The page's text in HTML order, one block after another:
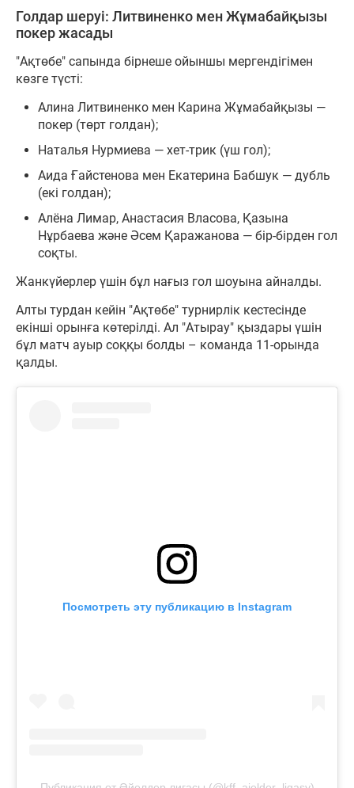
Голдар шеруі: Литвиненко мен Жұмабайқызы
покер жасады
"Ақтөбе" сапында бірнеше ойыншы мергендігімен
көзге түсті:
Алина Литвиненко мен Карина Жұмабайқызы —
покер (төрт голдан);
Наталья Нурмиева — хет-трик (үш гол);
Аида Ғайстенова мен Екатерина Бабшук — дубль
(екі голдан);
Алёна Лимар, Анастасия Власова, Қазына
Нұрбаева және Әсем Қаражанова — бір-бірден гол
соқты.
Жанкүйерлер үшін бұл нағыз гол шоуына айналды.
Алты турдан кейін "Ақтөбе" турнирлік кестесінде
екінші орынға көтерілді. Ал "Атырау" қыздары үшін
бұл матч ауыр соққы болды – команда 11-орында
қалды.
Посмотреть эту публикацию в Instagram